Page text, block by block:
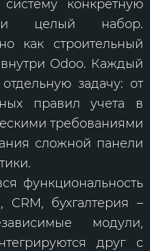
конкретную
целый набор.
как строительный
Odoo. Каждый
задачу: от
правил учета в
требованиями
сложной панели
функциональность
бухгалтерия –
модули,
друг с